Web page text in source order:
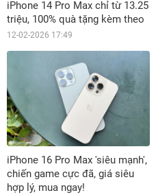
iPhone 14 Pro Max chỉ từ 13.25
triệu, 100% quà tặng kèm theo
12-02-2026 17:49
iPhone 16 Pro Max 'siêu mạnh',
chiến game cực đã, giá siêu
hợp lý, mua ngay!